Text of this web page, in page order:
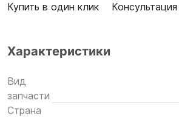
Купить в один клик
Характеристики
Вид
запчасти
Страна